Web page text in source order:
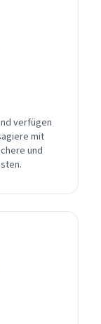
verfügen
mit
und